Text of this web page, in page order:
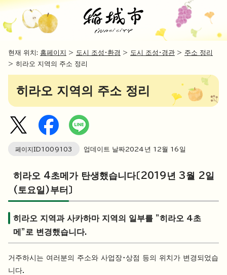
현재 위치: 홈페이지 > 도시 조성・환경 > 도시 조성・경관 > 주소 정리
> 히라오 지역의 주소 정리
히라오 지역의 주소 정리
페이지ID1009103 업데이트 날짜2024 년 12월 16 일
히라오 4초메가 탄생했습니다〔2019년 3월 2일
(토요일)부터〕
히라오 지역과 사카하마 지역의 일부를 "히라오 4초
메"로 변경했습니다.
거주하시는 여러분의 주소와 사업장・상점 등의 위치가 변경되었습
니다.